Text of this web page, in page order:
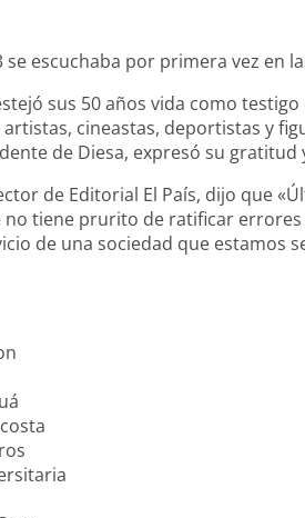
se escuchaba por primera vez en
sus 50 años vida como
cineastas, deportistas y
de Diesa, expresó su
de Editorial El País, dijo que
tiene prurito de ratificar
de una sociedad que estamos